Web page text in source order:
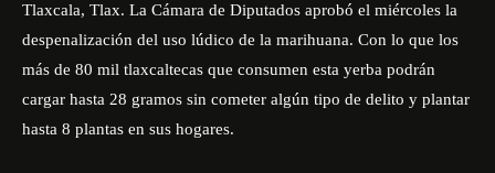
Tlaxcala, Tlax. La Cámara de Diputados aprobó el miércoles la
despenalización del uso lúdico de la marihuana. Con lo que los
más de 80 mil tlaxcaltecas que consumen esta yerba podrán
cargar hasta 28 gramos sin cometer algún tipo de delito y plantar
hasta 8 plantas en sus hogares.